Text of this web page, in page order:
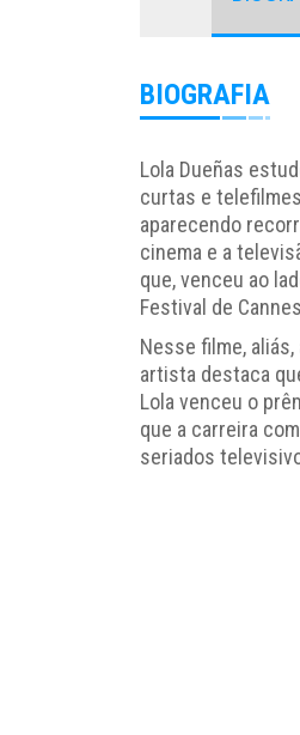
BIOGRAFIA
Lola Dueñas
curtas e
aparecendo
cinema e a
que, venceu ao
Festival de
Nesse filme,
artista destaca
Lola venceu o
que a carreira
seriados